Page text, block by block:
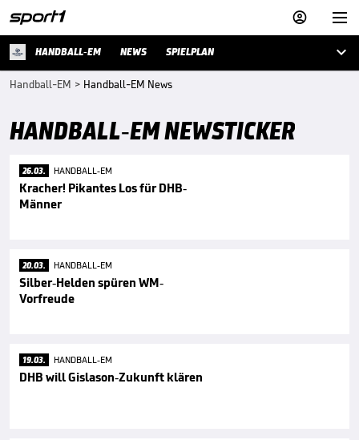


HANDBALL-EM NEWS SPIELPLAN 
Handball-EM > Handball-EM News
HANDBALL-EM NEWSTICKER
26.03. HANDBALL-EM
Kracher! Pikantes Los für DHB-
Männer
20.03. HANDBALL-EM
Silber-Helden spüren WM-
Vorfreude
19.03. HANDBALL-EM
DHB will Gislason-Zukunft klären